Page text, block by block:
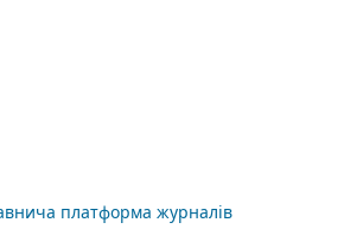
платформа журналів